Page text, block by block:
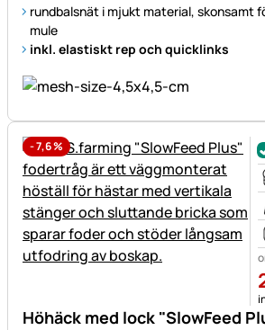
rundbalsnät i mjukt material, skonsamt
mule
inkl. elastiskt rep och quicklinks
-7,6%
Höhäck med lock "SlowFeed